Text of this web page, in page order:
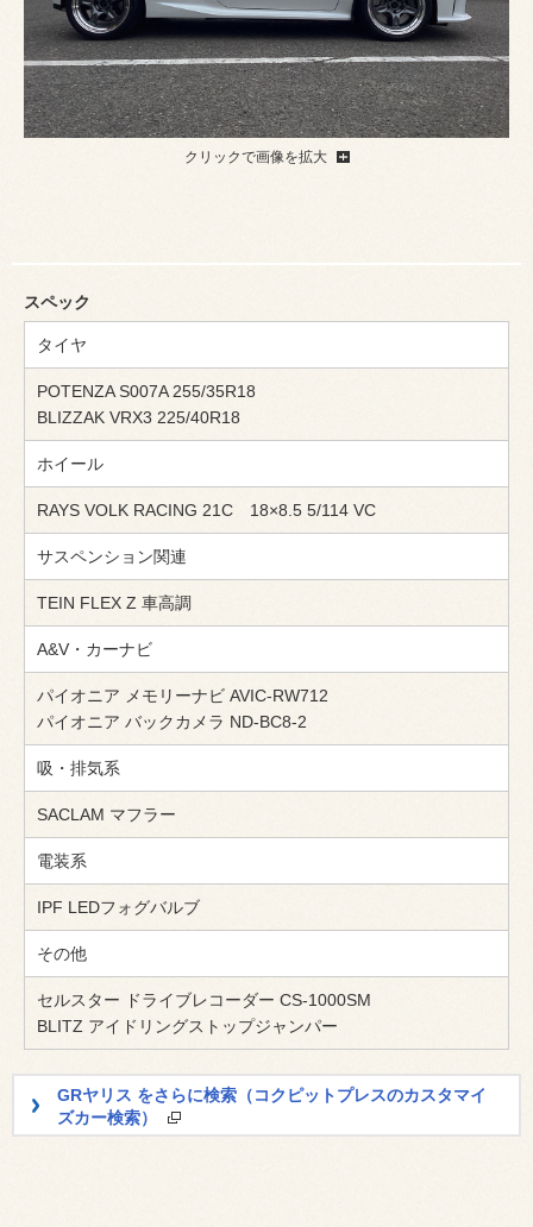
クリックで画像を拡大
スペック
タイヤ
POTENZA S007A 255/35R18
BLIZZAK VRX3 225/40R18
ホイール
RAYS VOLK RACING 21C 18×8.5 5/114 VC
サスペンション関連
TEIN FLEX Z 車高調
A&V・カーナビ
パイオニア メモリーナビ AVIC-RW712
パイオニア バックカメラ ND-BC8-2
吸・排気系
SACLAM マフラー
電装系
IPF LEDフォグバルブ
その他
セルスター ドライブレコーダー CS-1000SM
BLITZ アイドリングストップジャンパー
GRヤリス をさらに検索（コクピットプレスのカスタマイ
ズカー検索）